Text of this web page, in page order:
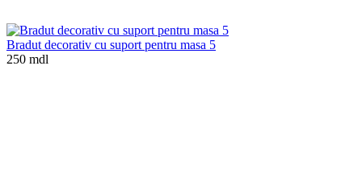
Bradut decorativ cu suport pentru masa 5
250 mdl